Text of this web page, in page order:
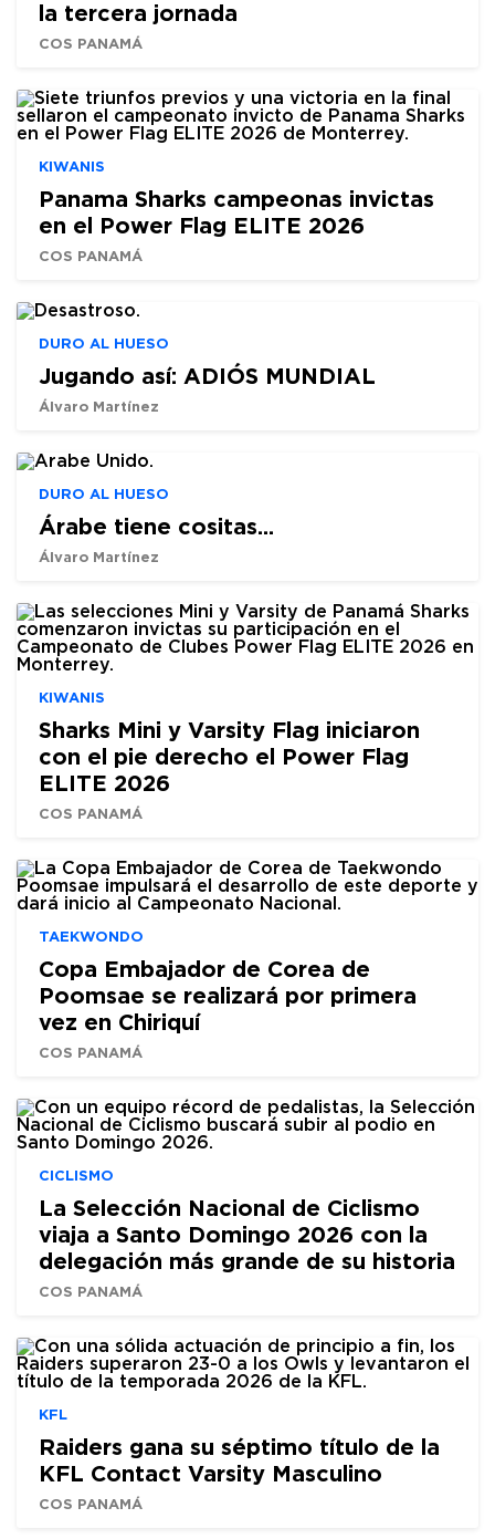
la tercera jornada
COS PANAMÁ
KIWANIS
Panama Sharks campeonas invictas
en el Power Flag ELITE 2026
COS PANAMÁ
DURO AL HUESO
Jugando así: ADIÓS MUNDIAL
Álvaro Martínez
DURO AL HUESO
Árabe tiene cositas...
Álvaro Martínez
KIWANIS
Sharks Mini y Varsity Flag iniciaron
con el pie derecho el Power Flag
ELITE 2026
COS PANAMÁ
TAEKWONDO
Copa Embajador de Corea de
Poomsae se realizará por primera
vez en Chiriquí
COS PANAMÁ
CICLISMO
La Selección Nacional de Ciclismo
viaja a Santo Domingo 2026 con la
delegación más grande de su historia
COS PANAMÁ
KFL
Raiders gana su séptimo título de la
KFL Contact Varsity Masculino
COS PANAMÁ